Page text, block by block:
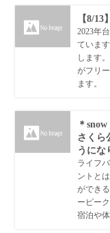
【8/
2023年
ていま
します
がフリ
ます。
＊
さくら
うにな
ライフ
ントと
ができ
ーピー
宿泊や